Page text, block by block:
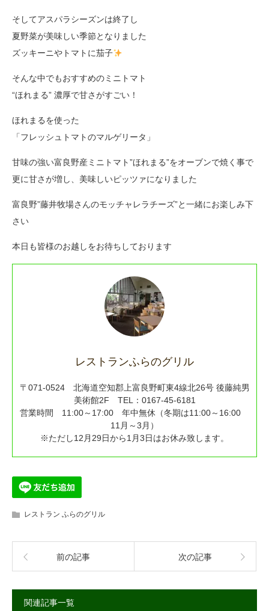
そしてアスパラシーズンは終了し
夏野菜が美味しい季節となりました
ズッキーニやトマトに茄子
そんな中でもおすすめのミニトマト
“ほれまる” 濃厚で甘さがすごい！
ほれまるを使った
「フレッシュトマトのマルゲリータ」
甘味の強い富良野産ミニトマト”ほれまる”をオーブンで焼く事で
更に甘さが増し、美味しいピッツァになりました
富良野”藤井牧場さんのモッチャレラチーズ”と一緒にお楽しみ下
さい
本日も皆様のお越しをお待ちしております
レストランふらのグリル
〒071-0524 北海道空知郡上富良野町東4線北26号 後藤純男
美術館2F TEL：0167-45-6181
営業時間 11:00～17:00 年中無休（冬期は11:00～16:00
11月～3月）
※ただし12月29日から1月3日はお休み致します。
レストラン ふらのグリル
前の記事 次の記事
関連記事一覧